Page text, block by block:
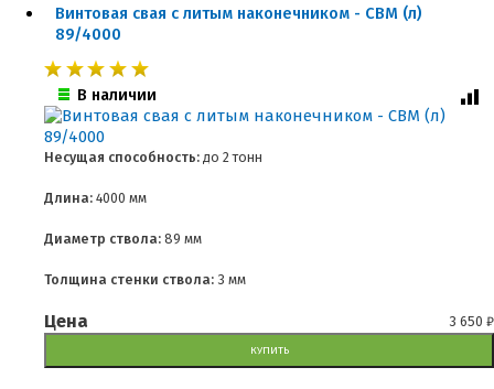
Винтовая свая с литым наконечником - СВМ (л)
89/4000
В наличии
Несущая способность: до 2 тонн
Длина: 4000 мм
Диаметр ствола: 89 мм
Толщина стенки ствола: 3 мм
Цена 3 650 ₽
КУПИТЬ